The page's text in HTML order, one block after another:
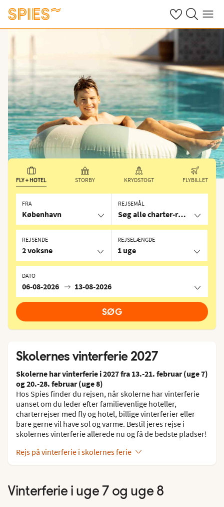
Se dine gemte
Søg påMenu
FLY + HOTEL STORBY KRYDSTOGT FLYBILLET
FRA
København
REJSEMÅL
Søg alle charter-rejser
REJSELÆNGDE
1 uge
DATO
06-08-2026 13-08-2026
REJSENDE
2 voksne
SØG
Skolernes vinterferie 2027
Skolerne har vinterferie i 2027 fra 13.-21. februar (uge 7)
og 20.-28. februar (uge 8)
Hos Spies finder du rejsen, når skolerne har vinterferie
uanset om du leder efter familievenlige hoteller,
charterrejser med fly og hotel, billige vinterferier eller
bare gerne vil have sol og varme. Bestil jeres rejse i
skolernes vinterferie allerede nu og få de bedste pladser!
Rejs på vinterferie i skolernes ferie
Vinterferie i uge 7 og uge 8